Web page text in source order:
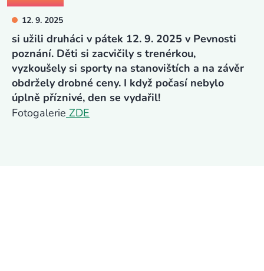
12. 9. 2025
si užili druháci v pátek 12. 9. 2025 v Pevnosti
poznání. Děti si zacvičily s trenérkou,
vyzkoušely si sporty na stanovištích a na závěr
obdržely drobné ceny. I když počasí nebylo
úplně příznivé, den se vydařil!
Fotogalerie ZDE